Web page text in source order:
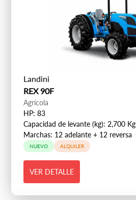
Landini
REX 90F
Agrícola
HP: 83
Capacidad de levante (kg): 2,700 Kg
Marchas: 12 adelante + 12 reversa
NUEVO ALQUILER
VER DETALLE